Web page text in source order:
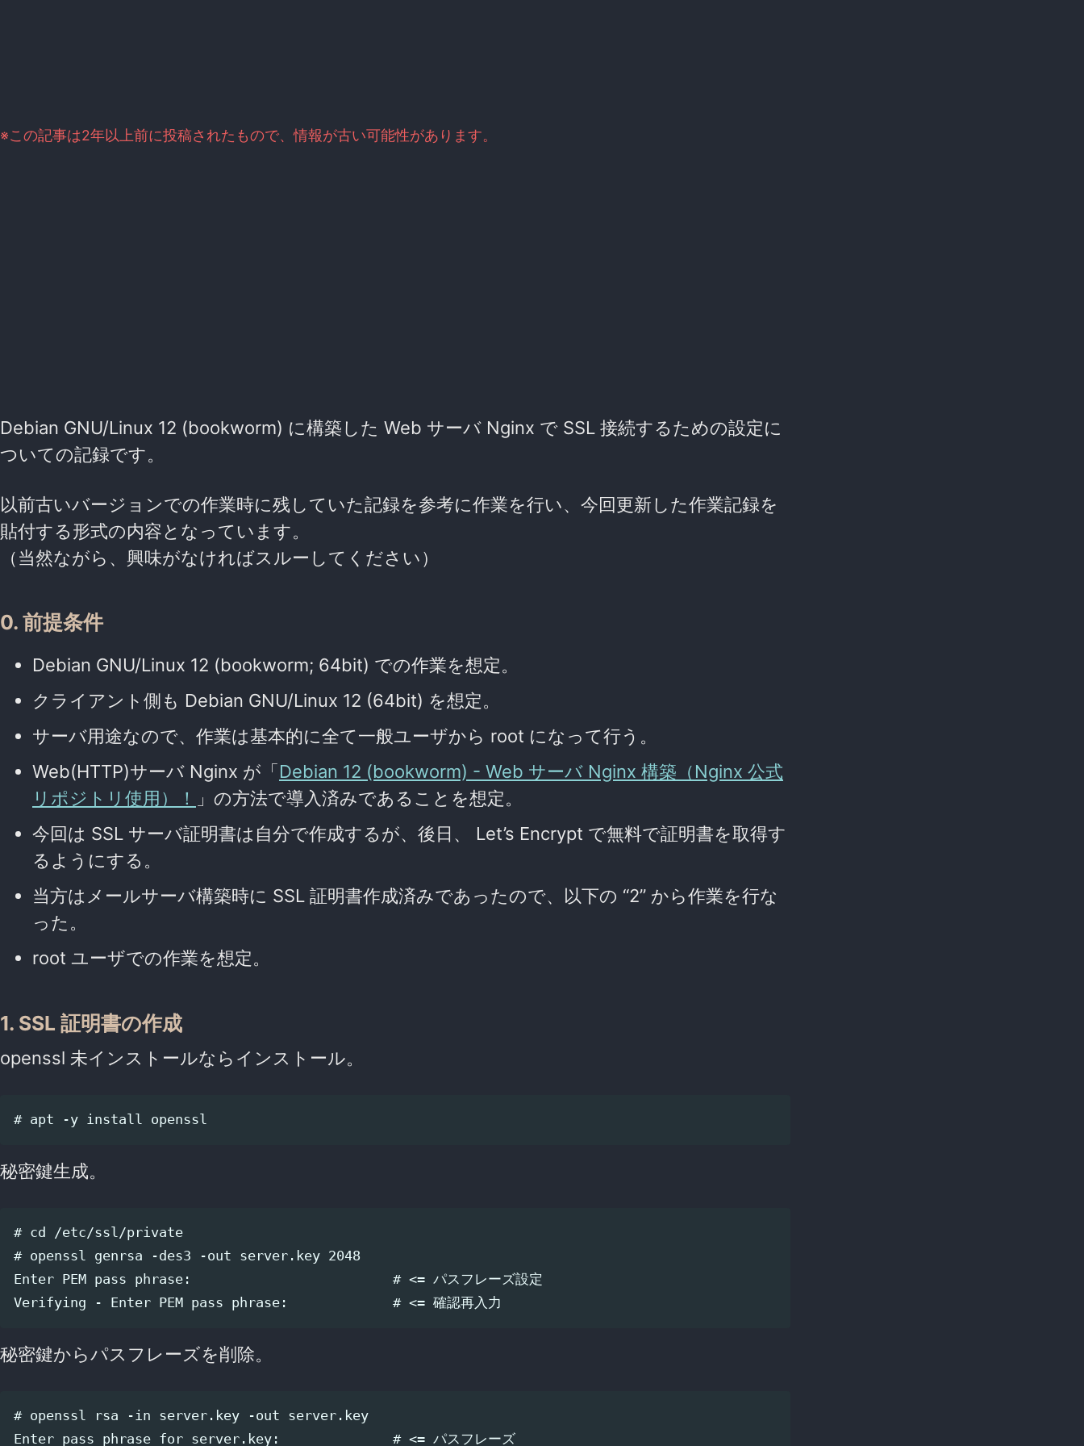
※この記事は2年以上前に投稿されたもので、情報が古い可能性があります。
Debian GNU/Linux 12 (bookworm) に構築した Web サーバ Nginx で SSL 接続するための設定に
ついての記録です。
以前古いバージョンでの作業時に残していた記録を参考に作業を行い、今回更新した作業記録を
貼付する形式の内容となっています。
（当然ながら、興味がなければスルーしてください）
0. 前提条件
Debian GNU/Linux 12 (bookworm; 64bit) での作業を想定。
クライアント側も Debian GNU/Linux 12 (64bit) を想定。
サーバ用途なので、作業は基本的に全て一般ユーザから root になって行う。
Web(HTTP)サーバ Nginx が「 Debian 12 (bookworm) - Web サーバ Nginx 構築（Nginx 公式
リポジトリ使用）！
」の方法で導入済みであることを想定。
今回は SSL サーバ証明書は自分で作成するが、後日、 Let’s Encrypt で無料で証明書を取得す
るようにする。
当方はメールサーバ構築時に SSL 証明書作成済みであったので、以下の “2” から作業を行な
った。
root ユーザでの作業を想定。
1. SSL 証明書の作成
openssl 未インストールならインストール。
秘密鍵生成。
# cd /etc/ssl/private
# openssl genrsa -des3 -out server.key 2048
Enter PEM pass phrase:                         # <= パスフレーズ設定
秘密鍵からパスフレーズを削除。
# openssl rsa -in server.key -out server.key
Enter pass phrase for server.key:              # <= パスフレーズ